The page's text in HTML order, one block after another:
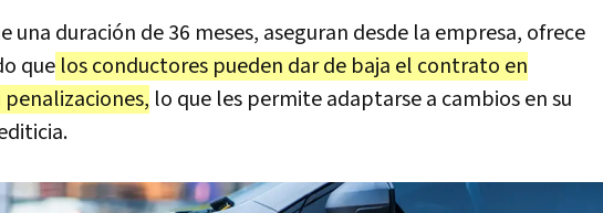
una duración de 36 meses, aseguran desde la empresa, ofrece
que los conductores pueden dar de baja el contrato en
lo que les permite adaptarse a cambios en su